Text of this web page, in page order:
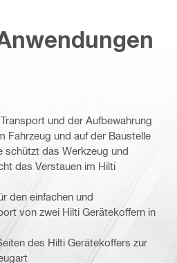
und der Aufbewahrung
Fahrzeug und auf der Baustelle
schützt das Werkzeug und
das Verstauen im Hilti
den einfachen und
von zwei Hilti Gerätekoffern in
des Hilti Gerätekoffers zur